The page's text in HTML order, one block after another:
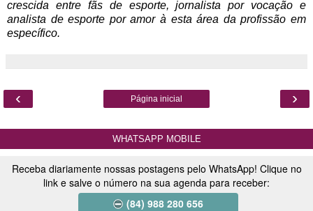
crescida entre fãs de esporte, jornalista por vocação e
analista de esporte por amor à esta área da profissão em
específico.
‹ ›
Página inicial
WHATSAPP MOBILE
Receba diariamente nossas postagens pelo WhatsApp! Clique no
link e salve o número na sua agenda para receber:
(84) 988 280 656